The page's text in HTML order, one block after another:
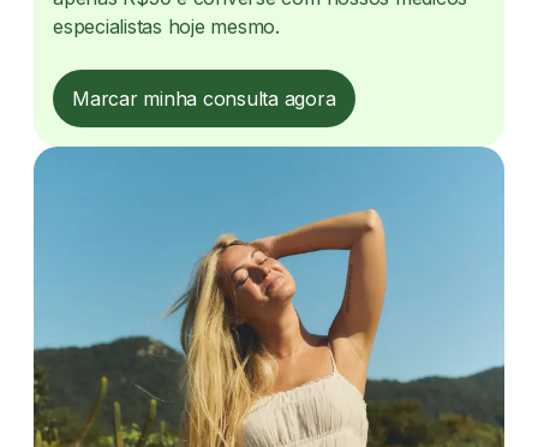
especialistas hoje mesmo.
Marcar minha consulta agora